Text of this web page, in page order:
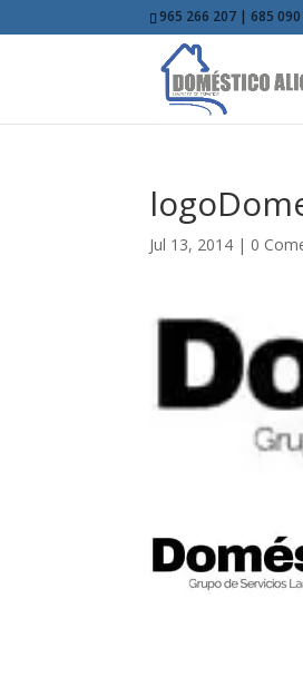
965 266 207 | 685 090
Jul 13, 2014 | 0